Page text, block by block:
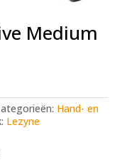
Medium
Hand- en
Lezyne